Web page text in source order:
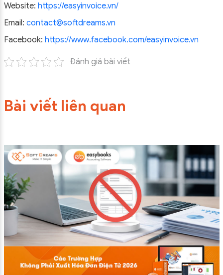
Website: https://easyinvoice.vn/
Email: contact@softdreams.vn
Facebook: https://www.facebook.com/easyinvoice.vn
Đánh giá bài viết
Bài viết liên quan